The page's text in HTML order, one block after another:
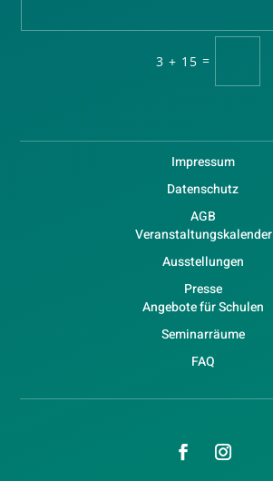
3 + 15 =
Impressum
Datenschutz
AGB
Veranstaltungskalender
Ausstellungen
Presse
Angebote für Schulen
Seminarräume
FAQ